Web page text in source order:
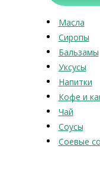
Масла
Сиропы
Бальзамы
Уксусы
Напитки
Кофе и
Чай
Соусы
Соевые